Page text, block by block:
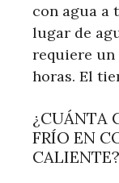
con agua a
lugar de
requiere un
horas. El
¿CUÁNTA
FRÍO EN
CALIENTE?